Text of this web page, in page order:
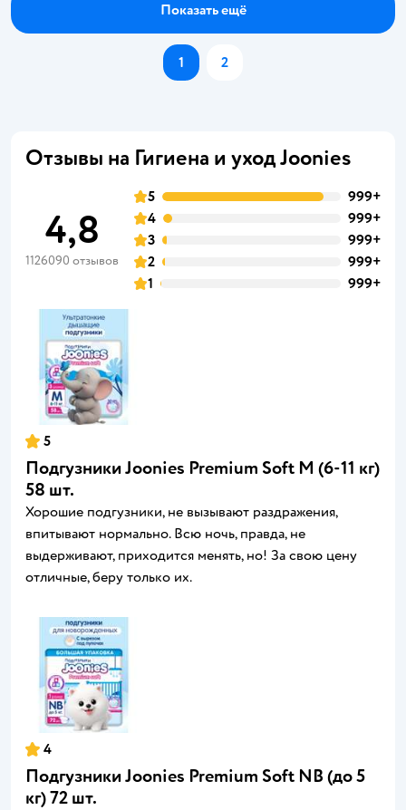
Показать ещё
1 2
Отзывы на Гигиена и уход Joonies
4,8
1126090 отзывов
5
999+
4
999+
3
999+
2
999+
1
999+
5
Подгузники Joonies Premium Soft M (6-11 кг)
58 шт.
Хорошие подгузники, не вызывают раздражения,
впитывают нормально. Всю ночь, правда, не
выдерживают, приходится менять, но! За свою цену
отличные, беру только их.
4
Подгузники Joonies Premium Soft NB (до 5
кг) 72 шт.